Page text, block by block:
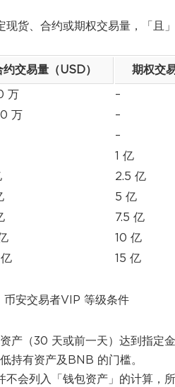
货、合约或期权交易量，「且
约交易量（USD） 期权交
万 –
万 –
–
1 亿
2.5 亿
5 亿
7.5 亿
10 亿
15 亿
币安交易者VIP 等级条件
产（30 天或前一天）达到指定
持有资产及BNB 的门槛。
会列入「钱包资产」的计算，